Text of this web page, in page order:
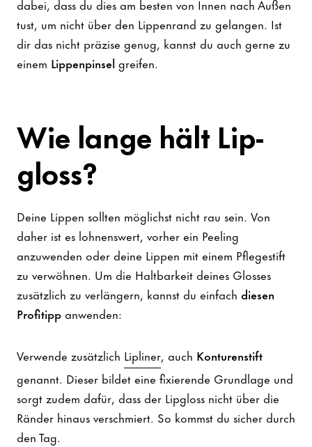
dabei, dass du dies am besten von Innen nach Außen
tust, um nicht über den Lippenrand zu gelangen. Ist
dir das nicht präzise genug, kannst du auch gerne zu
einem Lippenpinselgreifen.
Wie lange hält Lip-
gloss?
Deine Lippen sollten möglichst nicht rau sein. Von
daher ist es lohnenswert, vorher ein Peeling
anzuwenden oder deine Lippen mit einem Pflegestift
zu verwöhnen. Um die Haltbarkeit deines Glosses
zusätzlich zu verlängern, kannst du einfach diesen
Profitipp anwenden:
Verwende zusätzlich Lipliner, auch Konturenstift
genannt. Dieser bildet eine fixierende Grundlage und
sorgt zudem dafür, dass der Lipgloss nicht über die
Ränder hinaus verschmiert. So kommst du sicher durch
den Tag.